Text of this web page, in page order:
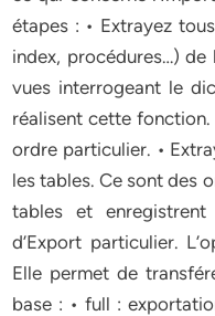
étapes : • Extrayez
index, procédures…) de
vues interrogeant le
réalisent cette
ordre particulier. •
les tables. Ce sont des
tables et
d’Export particulier.
Elle permet de
base : • full :